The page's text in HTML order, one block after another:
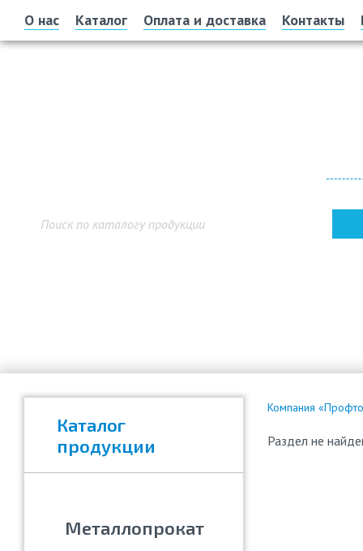
О нас Каталог Оплата и доставка Контакты
Каталог
продукции
Металлопрокат
Компания
Раздел не